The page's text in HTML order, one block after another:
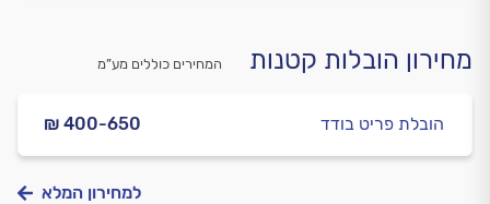
מחירון הובלות קטנות המחירים כוללים מע”מ
₪ 400-650 הובלת פריט בודד
למחירון המלא